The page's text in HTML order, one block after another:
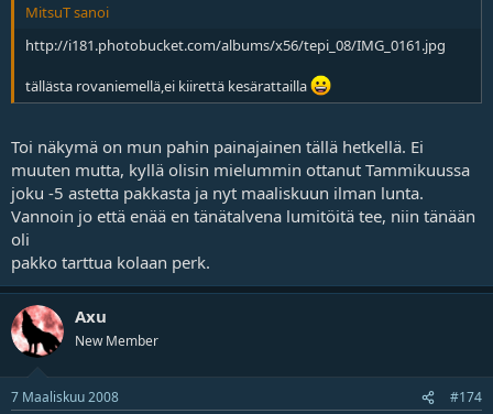
MitsuT sanoi
http://i181.photobucket.com/albums/x56/tepi_08/IMG_0161.jpg
tällästa rovaniemellä,ei kiirettä kesärattailla
Toi näkymä on mun pahin painajainen tällä hetkellä. Ei
muuten mutta, kyllä olisin mielummin ottanut Tammikuussa
joku -5 astetta pakkasta ja nyt maaliskuun ilman lunta.
Vannoin jo että enää en tänätalvena lumitöitä tee, niin tänään
oli
pakko tarttua kolaan perk.
Axu
New Member
7 Maaliskuu 2008 #174